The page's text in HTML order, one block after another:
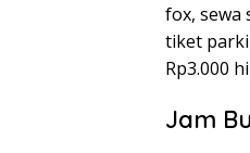
fox, sewa
tiket
Rp3.000
Jam